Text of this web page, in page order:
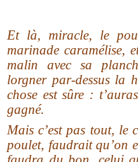
Et là, miracle, le
marinade caramélise,
malin avec sa
lorgner par-dessus la
chose est sûre :
gagné.
Mais c’est pas tout, le
poulet, faudrait qu’on